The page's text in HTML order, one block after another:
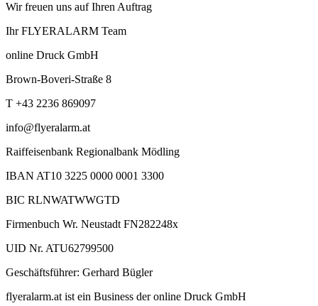
Wir freuen uns auf Ihren Auftrag
Ihr FLYERALARM Team
online Druck GmbH
Brown-Boveri-Straße 8
T +43 2236 869097
info@flyeralarm.at
Raiffeisenbank Regionalbank Mödling
IBAN AT10 3225 0000 0001 3300
BIC RLNWATWWGTD
Firmenbuch Wr. Neustadt FN282248x
UID Nr. ATU62799500
Geschäftsführer: Gerhard Bügler
flyeralarm.at ist ein Business der online Druck GmbH